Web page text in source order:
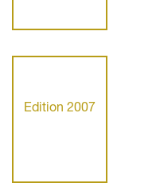
Edition 2007